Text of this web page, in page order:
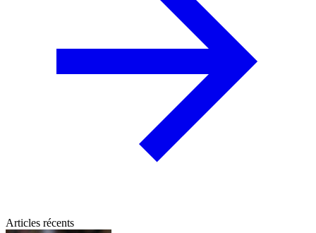
Articles récents